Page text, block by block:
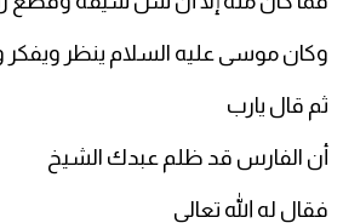
وكان موسى عليه السلام ينظر ويفكر
ثم قال يارب
أن الفارس قد ظلم عبدك الشيخ
فقال له الله تعالى